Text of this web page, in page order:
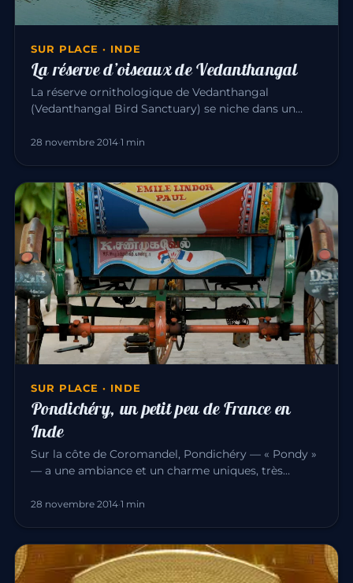
SUR PLACE · INDE
La réserve d’oiseaux de Vedanthangal
La réserve ornithologique de Vedanthangal
(Vedanthangal Bird Sanctuary) se niche dans un
28 novembre 2014·1 min
SUR PLACE · INDE
Pondichéry, un petit peu de France en
Inde
Sur la côte de Coromandel, Pondichéry — « Pondy »
— a une ambiance et un charme uniques, très
28 novembre 2014·1 min